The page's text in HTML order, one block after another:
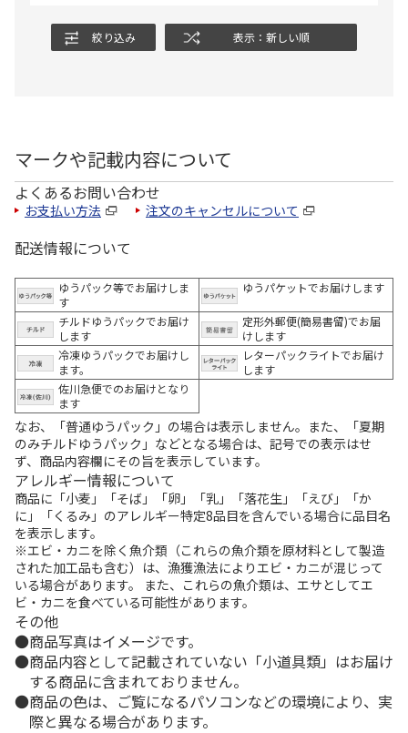
絞り込み 表示：新しい順
マークや記載内容について
よくあるお問い合わせ
お支払い方法 注文のキャンセルについて
配送情報について
ゆうパック等でお届けしま
す
ゆうパケットでお届けします
チルドゆうパックでお届け
します
定形外郵便(簡易書留)でお届
けします
冷凍ゆうパックでお届けし
ます。
レターパックライトでお届け
します
佐川急便でのお届けとなり
ます
なお、「普通ゆうパック」の場合は表示しません。また、「夏期
のみチルドゆうパック」などとなる場合は、記号での表示はせ
ず、商品内容欄にその旨を表示しています。
アレルギー情報について
商品に「小麦」「そば」「卵」「乳」「落花生」「えび」「か
に」「くるみ」のアレルギー特定8品目を含んでいる場合に品目名
を表示します。
※エビ・カニを除く魚介類（これらの魚介類を原材料として製造
された加工品も含む）は、漁獲漁法によりエビ・カニが混じって
いる場合があります。 また、これらの魚介類は、エサとしてエ
ビ・カニを食べている可能性があります。
その他
商品写真はイメージです。
商品内容として記載されていない「小道具類」はお届け
する商品に含まれておりません。
商品の色は、ご覧になるパソコンなどの環境により、実
際と異なる場合があります。